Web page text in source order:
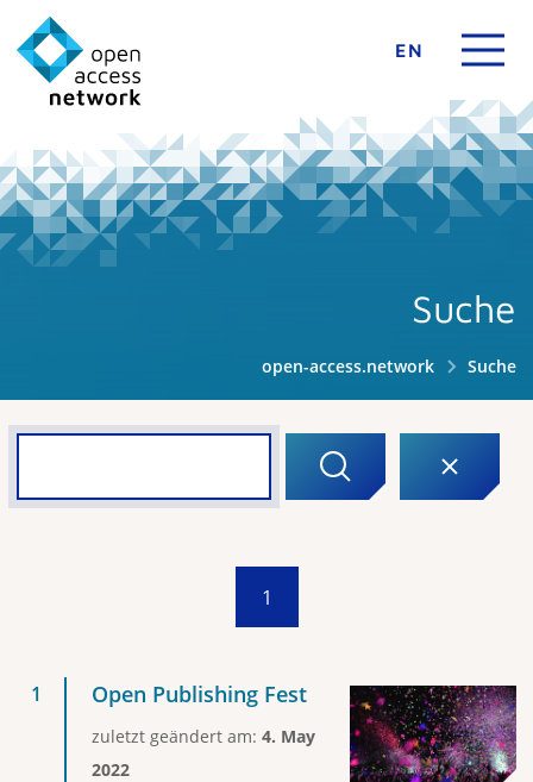
EN
Suche
open-access.network Suche
1
Open Publishing Fest
zuletzt geändert am: 4. May
2022